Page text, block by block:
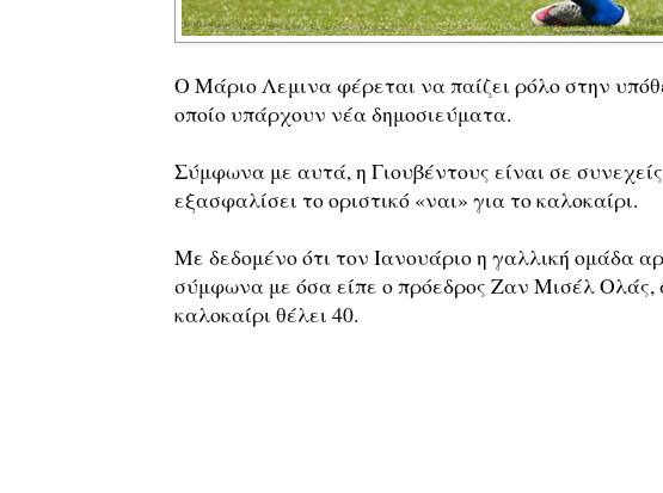
Ο Μάριο Λεμινα φέρεται να παίζει ρόλο στην
οποίο υπάρχουν νέα δημοσιεύματα.
Σύμφωνα με αυτά, η Γιουβέντους είναι σε
εξασφαλίσει το οριστικό «ναι» για το καλοκαίρι.
Με δεδομένο ότι τον Ιανουάριο η γαλλική ομάδα
σύμφωνα με όσα είπε ο πρόεδρος Ζαν Μισέλ Ολάς,
καλοκαίρι θέλει 40.